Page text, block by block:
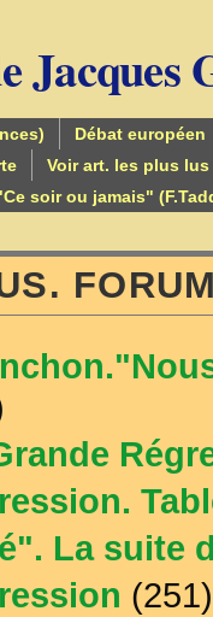
Jacques
Débat européen
Voir art. les plus lus
soir ou jamais"
La suite
(251)